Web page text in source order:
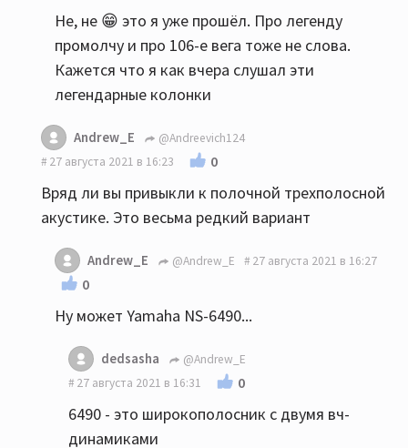
Не, не 😁 это я уже прошёл. Про легенду
промолчу и про 106-е вега тоже не слова.
Кажется что я как вчера слушал эти
легендарные колонки
Andrew_E
@Andreevich124
27 августа 2021 в 16:23
0
Вряд ли вы привыкли к полочной трехполосной
акустике. Это весьма редкий вариант
Andrew_E @Andrew_E 27 августа 2021 в 16:27
0
Ну может Yamaha NS-6490...
dedsasha
@Andrew_E
27 августа 2021 в 16:31
0
6490 - это широкополосник с двумя вч-
динамиками